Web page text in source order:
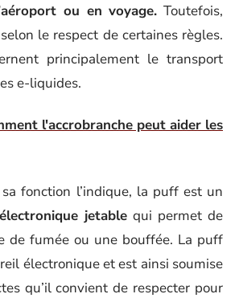
ou en voyage. Toutefois,
le respect de certaines règles.
principalement le transport
e-liquides.
l'accrobranche peut aider les
fonction l’indique, la puff est un
jetable qui permet de
de fumée ou une bouffée. La puff
électronique et est ainsi soumise
qu’il convient de respecter pour